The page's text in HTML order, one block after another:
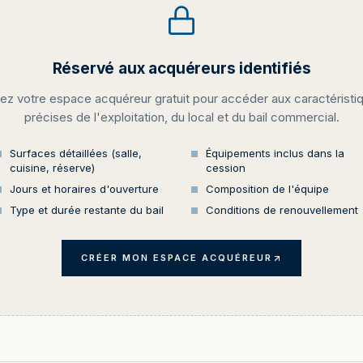
Réservé aux acquéreurs identifiés
votre espace acquéreur gratuit pour accéder aux
précises de l'exploitation, du local et du bail commercial.
Surfaces détaillées (salle,
cuisine, réserve)
Équipements inclus dans la
cession
Jours et horaires d'ouverture
Composition de l'équipe
Type et durée restante du bail
Conditions de renouvellement
CRÉER MON ESPACE ACQUÉREUR